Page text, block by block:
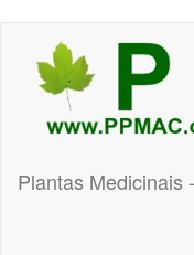
conteúdo
principal
Plantas Medicinais